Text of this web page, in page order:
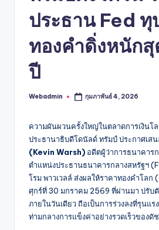
ประธาน Fed ทุ
ทองคำดิ่งหนัก
ปี
Posted
Webadmin กุมภาพันธ์ 4, 2026
ความผันผวนครั้งใหญ่ในตลาดการเงินโ
ประธานาธิบดีโดนัลด์ ทรัมป์ ประกาศเส
(Kevin Warsh) อดีตผู้ว่าการธนาคาร
ตำแหน่งประธานธนาคารกลางสหรัฐฯ
โรม พาวเวลล์ ส่งผลให้ราคาทองคำโลก
ศุกร์ที่ 30 มกราคม 2569 ที่ผ่านมา ปรับตั
ภายในวันเดียว ถือเป็นการร่วงลงที่รุนแ
ท่ามกลางการแข็งค่าอย่างรวดเร็วของดั